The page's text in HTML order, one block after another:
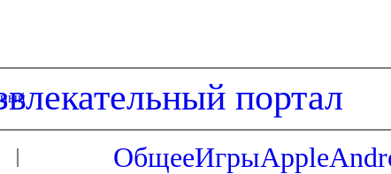
портал
ОбщееИгрыApple